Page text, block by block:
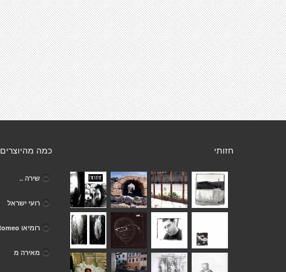
כמה מהיוצרים
שירה ..
רועי ישראל
רומיאו Romeo
מאירה מ
חזותי